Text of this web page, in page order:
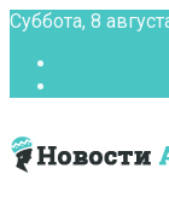
Суббота, 8